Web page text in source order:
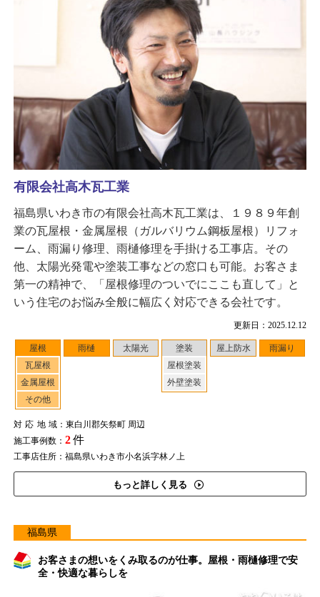
更新日：2025.12.12
屋根
瓦屋根
金属屋根
その他
雨樋 太陽光
塗装
屋根塗装
外壁塗装
屋上防水 雨漏り
対応地域：東白川郡矢祭町 周辺
施工事例数： 2件
工事店住所：福島県いわき市小名浜字林ノ上
もっと詳しく見る
有限会社高木瓦工業
福島県いわき市の有限会社高木瓦工業は、１９８９年創
業の瓦屋根・金属屋根（ガルバリウム鋼板屋根）リフォ
ーム、雨漏り修理、雨樋修理を手掛ける工事店。その
他、太陽光発電や塗装工事などの窓口も可能。お客さま
第一の精神で、「屋根修理のついでにここも直して」と
いう住宅のお悩み全般に幅広く対応できる会社です。
福島県
お客さまの想いをくみ取るのが仕事。屋根・雨樋修理で安
全・快適な暮らしを